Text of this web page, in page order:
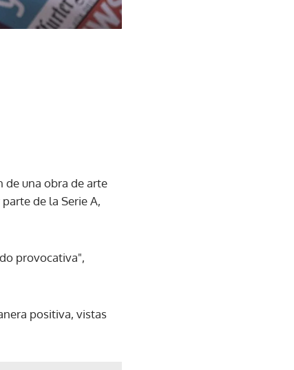
de una obra de arte
de la Serie A,
provocativa",
positiva, vistas